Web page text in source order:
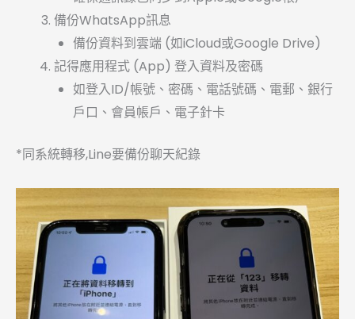
備份WhatsApp訊息
備份資料到雲端 (如iCloud或Google Drive)
記得應用程式 (App) 登入資料及密碼
如登入ID/帳號、密碼、電話號碼、電郵、銀行
戶口、會員帳戶、電子針卡
*同系統轉移,Line要備份聊天紀錄